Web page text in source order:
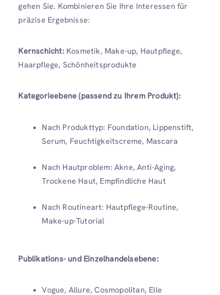
gehen Sie. Kombinieren Sie Ihre Interessen für
präzise Ergebnisse:
Kernschicht:Kosmetik, Make-up, Hautpflege,
Haarpflege, Schönheitsprodukte
Kategorieebene (passend zu Ihrem Produkt):
Nach Produkttyp: Foundation, Lippenstift,
Serum, Feuchtigkeitscreme, Mascara
Nach Hautproblem: Akne, Anti-Aging,
Trockene Haut, Empfindliche Haut
Nach Routineart: Hautpflege-Routine,
Make-up-Tutorial
Publikations- und Einzelhandelsebene:
Vogue, Allure, Cosmopolitan, Elle